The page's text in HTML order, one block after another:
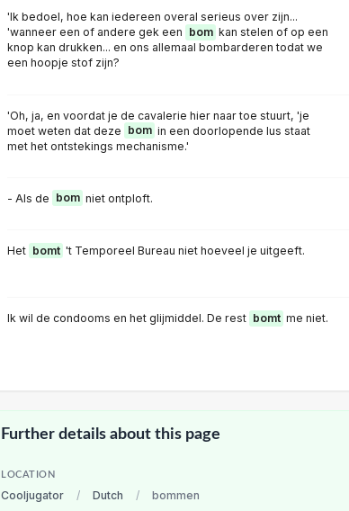
'Ik bedoel, hoe kan iedereen overal serieus over zijn...
'wanneer een of andere gek een bom kan stelen of op een
knop kan drukken... en ons allemaal bombarderen todat we
een hoopje stof zijn?
'Oh, ja, en voordat je de cavalerie hier naar toe stuurt, 'je
moet weten dat deze bom in een doorlopende lus staat
met het ontstekings mechanisme.'
- Als de bom niet ontploft.
Het bomt 't Temporeel Bureau niet hoeveel je uitgeeft.
Ik wil de condooms en het glijmiddel. De rest bomt me niet.
Further details about this page
LOCATION
Cooljugator / Dutch / bommen